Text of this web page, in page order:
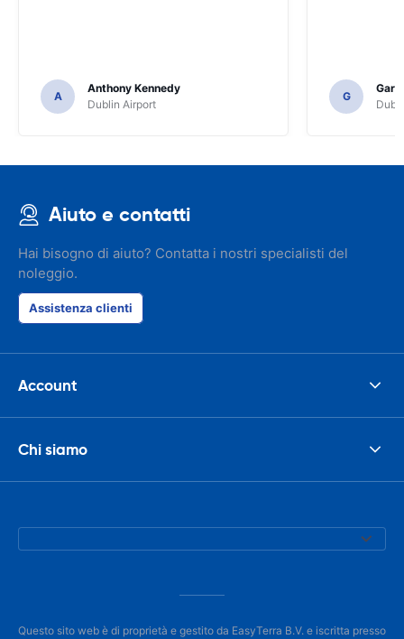
A
Anthony Kennedy
Dublin Airport
G
Gary
Aiuto e contatti
Hai bisogno di aiuto? Contatta i nostri specialisti del
noleggio.
Assistenza clienti
Account
Chi siamo
Questo sito web è di proprietà e gestito da EasyTerra B.V. e iscritta presso